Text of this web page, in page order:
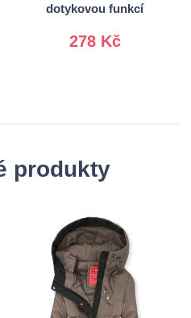
dotykovou funkcí
278 Kč
produkty